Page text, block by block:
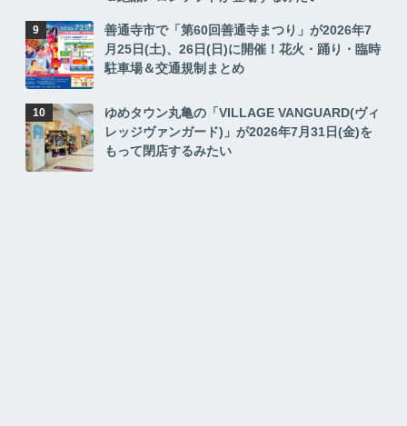
善通寺市で「第60回善通寺まつり」が2026年7
月25日(土)、26日(日)に開催！花火・踊り・臨時
駐車場＆交通規制まとめ
ゆめタウン丸亀の「VILLAGE VANGUARD(ヴィ
レッジヴァンガード)」が2026年7月31日(金)を
もって閉店するみたい